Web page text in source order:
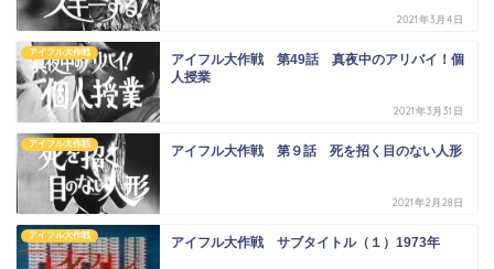
2021年3月4日
アイフル大作戦
アイフル大作戦 第49話 真夜中のアリバイ！個
人授業
2021年3月31日
アイフル大作戦 アイフル大作戦 第９話 死を招く目のない人形
2021年2月28日
アイフル大作戦 アイフル大作戦 サブタイトル（１）1973年